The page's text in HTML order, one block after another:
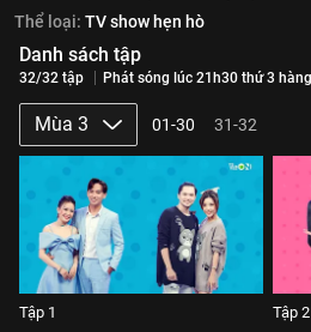
Thể loại: TV show hẹn hò
Danh sách tập
32/32 tập Phát sóng lúc 21h30 thứ 3
Mùa 3 01-30 31-32
Tập 1 Tập 2